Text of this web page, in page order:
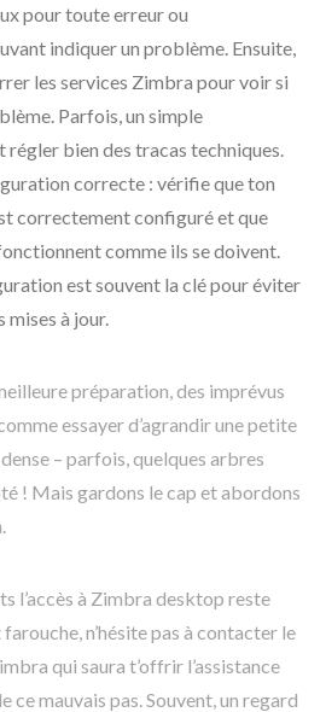
pour toute erreur ou
indiquer un problème. Ensuite,
les services Zimbra pour voir si
Parfois, un simple
régler bien des tracas techniques.
correcte : vérifie que ton
correctement configuré et que
comme ils se doivent.
est souvent la clé pour éviter
mises à jour.
préparation, des imprévus
essayer d’agrandir une petite
– parfois, quelques arbres
! Mais gardons le cap et abordons
l’accès à Zimbra desktop reste
n’hésite pas à contacter le
qui saura t’offrir l’assistance
ce mauvais pas. Souvent, un regard